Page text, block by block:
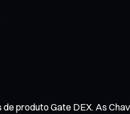
produto Gate DEX. As